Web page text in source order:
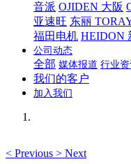
音派 OJIDEN 大阪
亚速旺 东丽
福田电机 HEIDON
公司动态
全部 媒体报道 行业
我们的客户
加入我们
< Previous > Next